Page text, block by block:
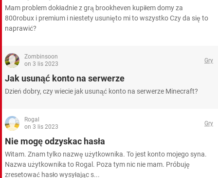
Mam problem dokładnie z grą brookheven kupiłem domy za
800robux i premium i niestety usunięto mi to wszystko Czy da się to
naprawić?
Zombinsoon
on 3 lis 2023
Gry
Jak usunąć konto na serwerze
Dzień dobry, czy wiecie jak usunąć konto na serwerze Minecraft?
Rogal
on 3 lis 2023
Gry
Nie mogę odzyskac hasła
Witam. Znam tylko nazwę użytkownika. To jest konto mojego syna.
Nazwa użytkownika to Rogal. Poza tym nic nie mam. Próbuję
zresetować hasło wysyłając s...